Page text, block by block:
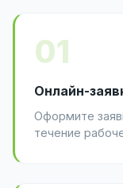
01
Онлайн-
Оформите
течение